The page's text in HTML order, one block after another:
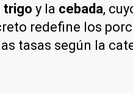
trigo y la cebada,
redefine los
tasas según la